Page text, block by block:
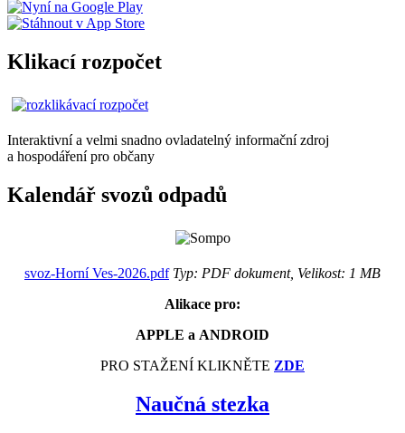
Klikací rozpočet
Interaktivní a velmi snadno ovladatelný informační zdroj
a hospodáření pro občany
Kalendář svozů odpadů
svoz-Horní Ves-2026.pdfTyp: PDF dokument, Velikost: 1 MB
Alikace pro:
APPLE a ANDROID
PRO STAŽENÍ KLIKNĚTE ZDE
Naučná stezka